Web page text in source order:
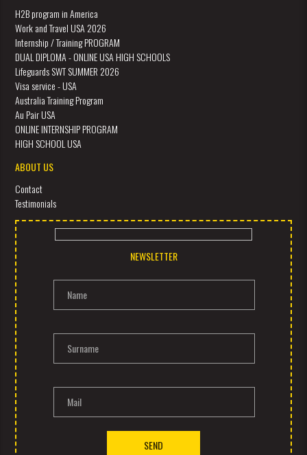
H2B program in America
Work and Travel USA 2026
Internship / Training PROGRAM
DUAL DIPLOMA - ONLINE USA HIGH SCHOOLS
Lifeguards SWT SUMMER 2026
Visa service - USA
Australia Training Program
Au Pair USA
ONLINE INTERNSHIP PROGRAM
HIGH SCHOOL USA
ABOUT US
Contact
Testimonials
NEWSLETTER
Name
Surname
Mail